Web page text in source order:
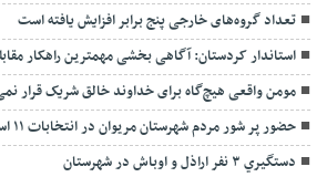
تعداد گروه‌های خارجی پنج برابر افزایش یافته است
استاندار کردستان: آگاهی بخشی مهمترین راهکار
مومن واقعی هیچ‌گاه برای خداوند خالق شریک قرار
حضور پر شور مردم شهرستان مریوان در انتخابات ۱۱ اسفند ۱۴۰۲
دستگيري ۳ نفر اراذل و اوباش در شهرستان